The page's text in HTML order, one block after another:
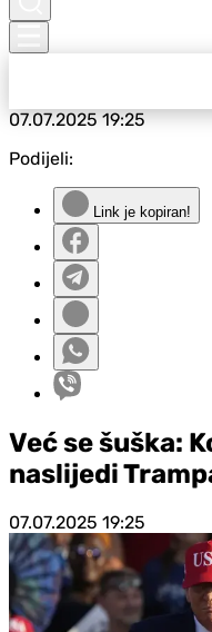
07.07.202519:25
Podijeli:
Link je kopiran!
Već se šuška:
naslijedi
07.07.2025 19:25